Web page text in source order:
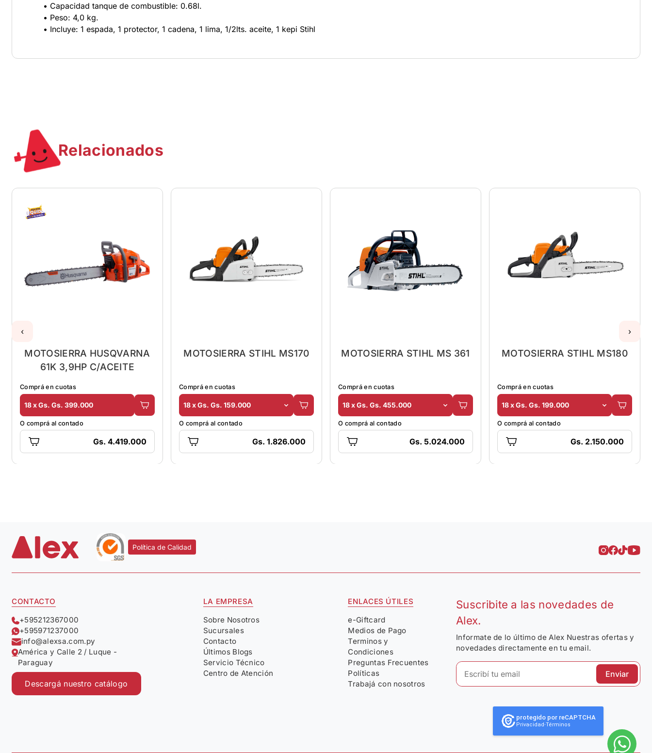
• Capacidad tanque de combustible: 0.68l.
• Peso: 4,0 kg.
• Incluye: 1 espada, 1 protector, 1 cadena, 1 lima, 1/2lts. aceite, 1 kepi Stihl
Relacionados
MOTOSIERRA HUSQVARNA
61K 3,9HP C/ACEITE
Comprá en cuotas
18 x Gs. Gs. 399.000
O comprá al contado
Gs. 4.419.000
MOTOSIERRA STIHL MS170
Comprá en cuotas
18 x Gs. Gs. 159.000
O comprá al contado
Gs. 1.826.000
MOTOSIERRA STIHL MS 361
Comprá en cuotas
18 x Gs. Gs. 455.000
O comprá al contado
Gs. 5.024.000
MOTOSIERRA STIHL MS180
Comprá en cuotas
18 x Gs. Gs. 199.000
O comprá al contado
Gs. 2.150.000
‹ ›
Política de Calidad
CONTACTO
+595212367000
+595971237000
info@alexsa.com.py
América y Calle 2 / Luque -
Paraguay
Descargá nuestro catálogo
LA EMPRESA
Sobre Nosotros
Sucursales
Contacto
Últimos Blogs
Servicio Técnico
Centro de Atención
ENLACES ÚTILES
e-Giftcard
Medios de Pago
Terminos y
Condiciones
Preguntas Frecuentes
Políticas
Trabajá con nosotros
Suscribite a las novedades de
Alex.
Informate de lo último de Alex Nuestras ofertas y
novedades directamente en tu email.
Enviar
protegido por reCAPTCHA
Privacidad-Términos